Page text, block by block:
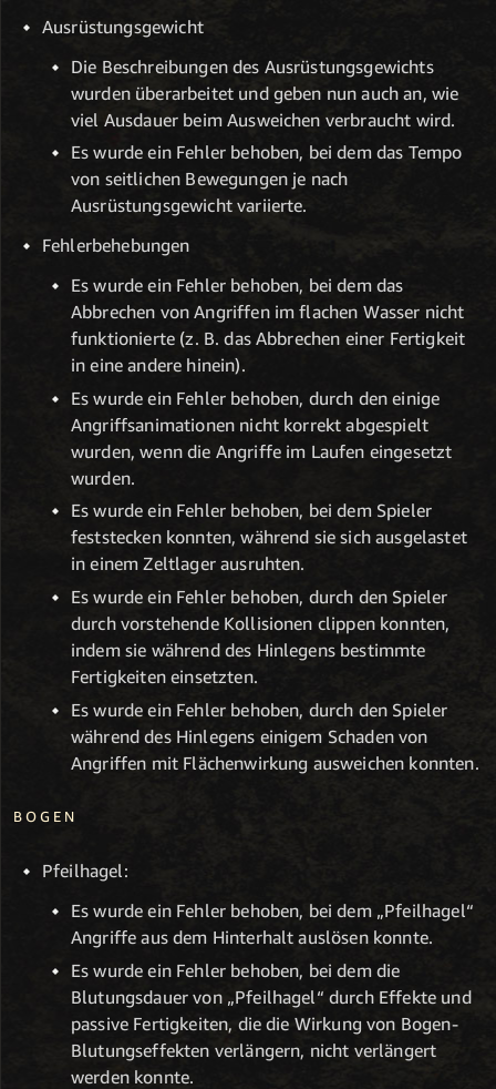
Ausrüstungsgewicht
Die Beschreibungen des Ausrüstungsgewichts
wurden überarbeitet und geben nun auch an, wie
viel Ausdauer beim Ausweichen verbraucht wird.
Es wurde ein Fehler behoben, bei dem das Tempo
von seitlichen Bewegungen je nach
Ausrüstungsgewicht variierte.
Fehlerbehebungen
Es wurde ein Fehler behoben, bei dem das
Abbrechen von Angriffen im flachen Wasser nicht
funktionierte (z. B. das Abbrechen einer Fertigkeit
in eine andere hinein).
Es wurde ein Fehler behoben, durch den einige
Angriffsanimationen nicht korrekt abgespielt
wurden, wenn die Angriffe im Laufen eingesetzt
wurden.
Es wurde ein Fehler behoben, bei dem Spieler
feststecken konnten, während sie sich ausgelastet
in einem Zeltlager ausruhten.
Es wurde ein Fehler behoben, durch den Spieler
durch vorstehende Kollisionen clippen konnten,
indem sie während des Hinlegens bestimmte
Fertigkeiten einsetzten.
Es wurde ein Fehler behoben, durch den Spieler
während des Hinlegens einigem Schaden von
Angriffen mit Flächenwirkung ausweichen konnten.
BOGEN
Pfeilhagel:
Es wurde ein Fehler behoben, bei dem „Pfeilhagel“
Angriffe aus dem Hinterhalt auslösen konnte.
Es wurde ein Fehler behoben, bei dem die
Blutungsdauer von „Pfeilhagel“ durch Effekte und
passive Fertigkeiten, die die Wirkung von Bogen-
Blutungseffekten verlängern, nicht verlängert
werden konnte.